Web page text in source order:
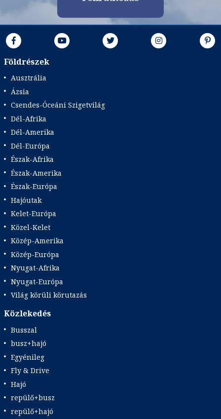
Földrészek
Ausztrália
Ázsia
Csendes-Óceáni Szigetvilág
Dél-Afrika
Dél-Amerika
Dél-Európa
Észak-Afrika
Észak-Amerika
Észak-Európa
Hajóutak
Kelet-Európa
Közel-Kelet
Közép-Amerika
Közép-Európa
Nyugat-Afrika
Nyugat-Európa
Világ körüli körutazás
Közlekedés
Busszal
busz+hajó
Egyénileg
Fly & Drive
Hajó
repülő+busz
repülő+hajó